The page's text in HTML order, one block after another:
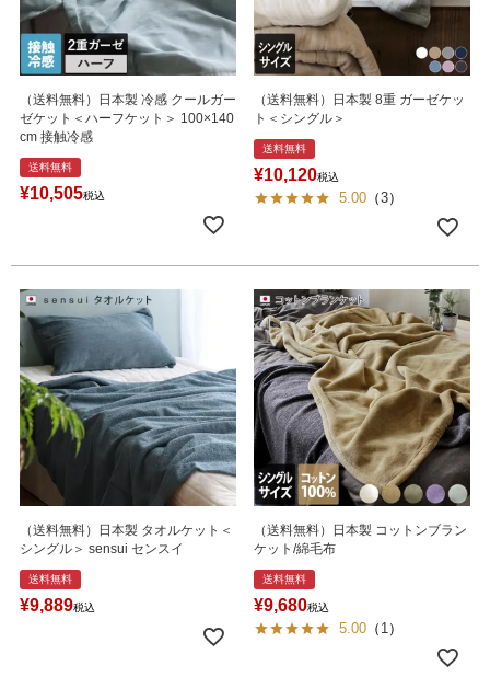
（送料無料）日本製 冷感 クールガー
ゼケット＜ハーフケット＞ 100×140
cm 接触冷感
送料無料
¥10,505税込
（送料無料）日本製 8重 ガーゼケッ
ト＜シングル＞
送料無料
¥10,120税込
5.00 （3）
（送料無料）日本製 タオルケット＜
シングル＞ sensui センスイ
送料無料
¥9,889税込
（送料無料）日本製 コットンブラン
ケット/綿毛布
送料無料
¥9,680税込
5.00 （ 1 ）